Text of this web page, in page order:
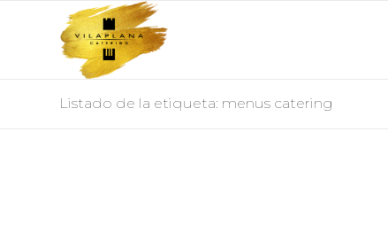
Listado de la etiqueta: menus catering